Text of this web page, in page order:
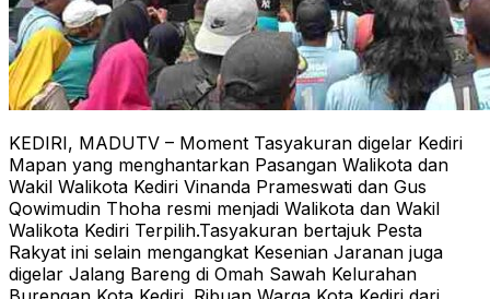
KEDIRI, MADUTV – Moment Tasyakuran digelar Kediri
Mapan yang menghantarkan Pasangan Walikota dan
Wakil Walikota Kediri Vinanda Prameswati dan Gus
Qowimudin Thoha resmi menjadi Walikota dan Wakil
Walikota Kediri Terpilih.Tasyakuran bertajuk Pesta
Rakyat ini selain mengangkat Kesenian Jaranan juga
digelar Jalang Bareng di Omah Sawah Kelurahan